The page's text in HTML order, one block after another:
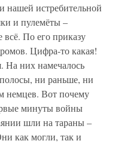
нашей истребительной
и пулемёты –
По его приказу
Цифра-то какая!
На них намечалось
ни раньше, ни
немцев. Вот почему
минуты войны
шли на тараны –
как могли, так и